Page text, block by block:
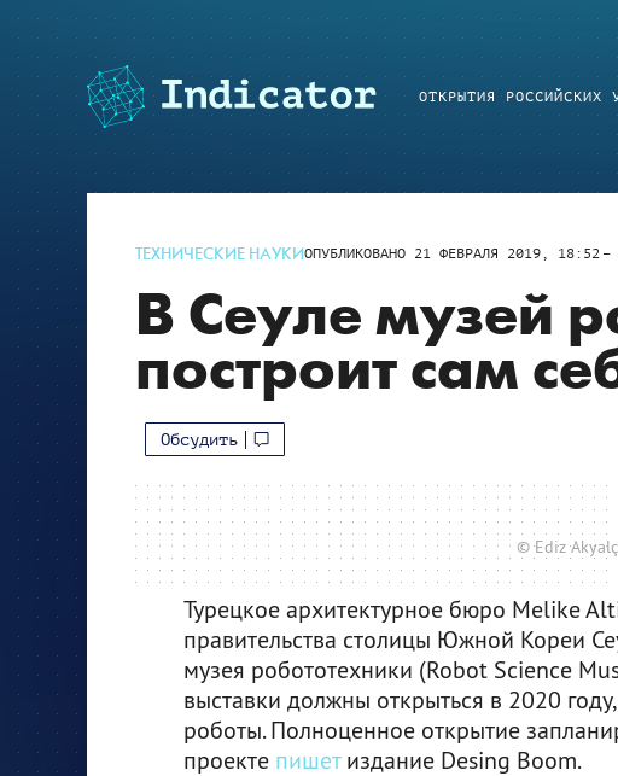
ОТКРЫТИЯ РОССИЙСКИХ
ТЕХНИЧЕСКИЕ НАУКИОПУБЛИКОВАНО 21 ФЕВРАЛЯ 2019, 18:52
В Сеуле музей
построит сам
Обсудить
© Ediz
Турецкое архитектурное бюро Melike
правительства столицы Южной Кореи
музея робототехники (Robot Science
выставки должны открыться в 2020
роботы. Полноценное открытие
проекте пишетиздание Desing Boom.